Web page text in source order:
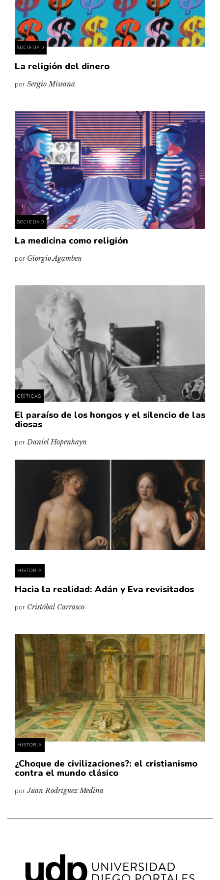
Pensamiento ilustrado
Personaje
Personajes secundarios
Política
Sociedad
Vidas paralelas
Voces y lecturas
SOCIEDAD
La religión del dinero
por Sergio Missana
SOCIEDAD
La medicina como religión
por Giorgio Agamben
CRÍTICAS
El paraíso de los hongos y el silencio de las
diosas
porDaniel Hopenhayn
HISTORIA
Hacia la realidad: Adán y Eva revisitados
por Cristóbal Carrasco
HISTORIA
¿Choque de civilizaciones?: el cristianismo
contra el mundo clásico
porJuan Rodríguez Medina